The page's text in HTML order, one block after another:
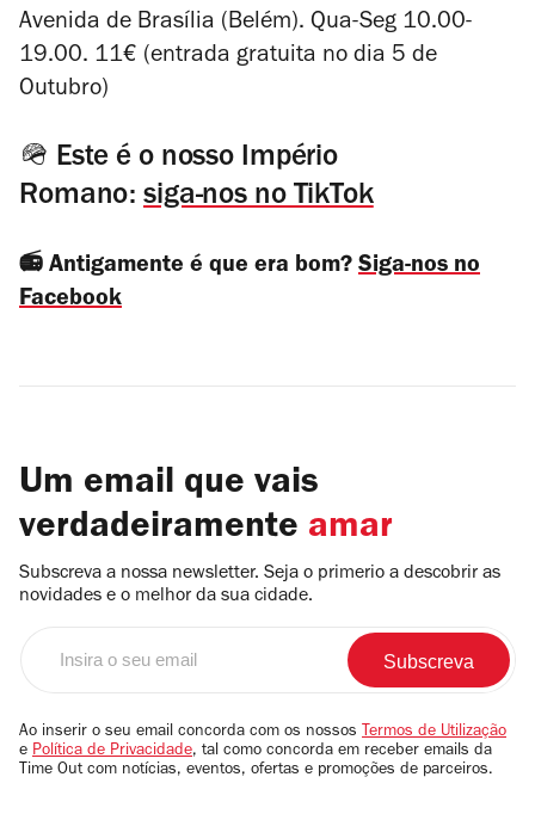
Avenida de Brasília (Belém). Qua-Seg 10.00-
19.00. 11€ (entrada gratuita no dia 5 de
Outubro)
🪖 Este é o nosso Império
Romano: siga-nos no TikTok
📻 Antigamente é que era bom? Siga-nos no
Facebook
Um email que vais
verdadeiramente amar
Subscreva a nossa newsletter. Seja o primerio a descobrir as
novidades e o melhor da sua cidade.
email
Ao inserir o seu email concorda com os nossos Termos de Utilização
e Política de Privacidade, tal como concorda em receber emails da
Time Out com notícias, eventos, ofertas e promoções de parceiros.